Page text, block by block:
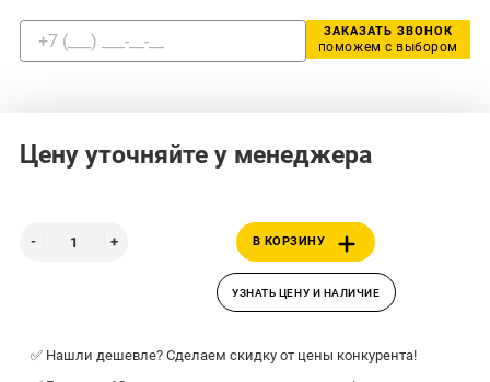
ЗАКАЗАТЬ ЗВОНОК
поможем с выбором
Цену уточняйте у менеджера
В КОРЗИНУ
УЗНАТЬ ЦЕНУ И НАЛИЧИЕ
✅ Нашли дешевле? Сделаем скидку от цены конкурента!